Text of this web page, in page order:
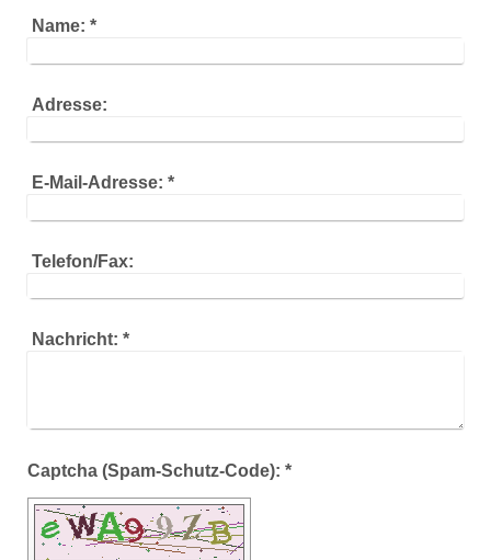
Name: *
Adresse:
E-Mail-Adresse: *
Telefon/Fax:
Nachricht: *
Captcha (Spam-Schutz-Code): *